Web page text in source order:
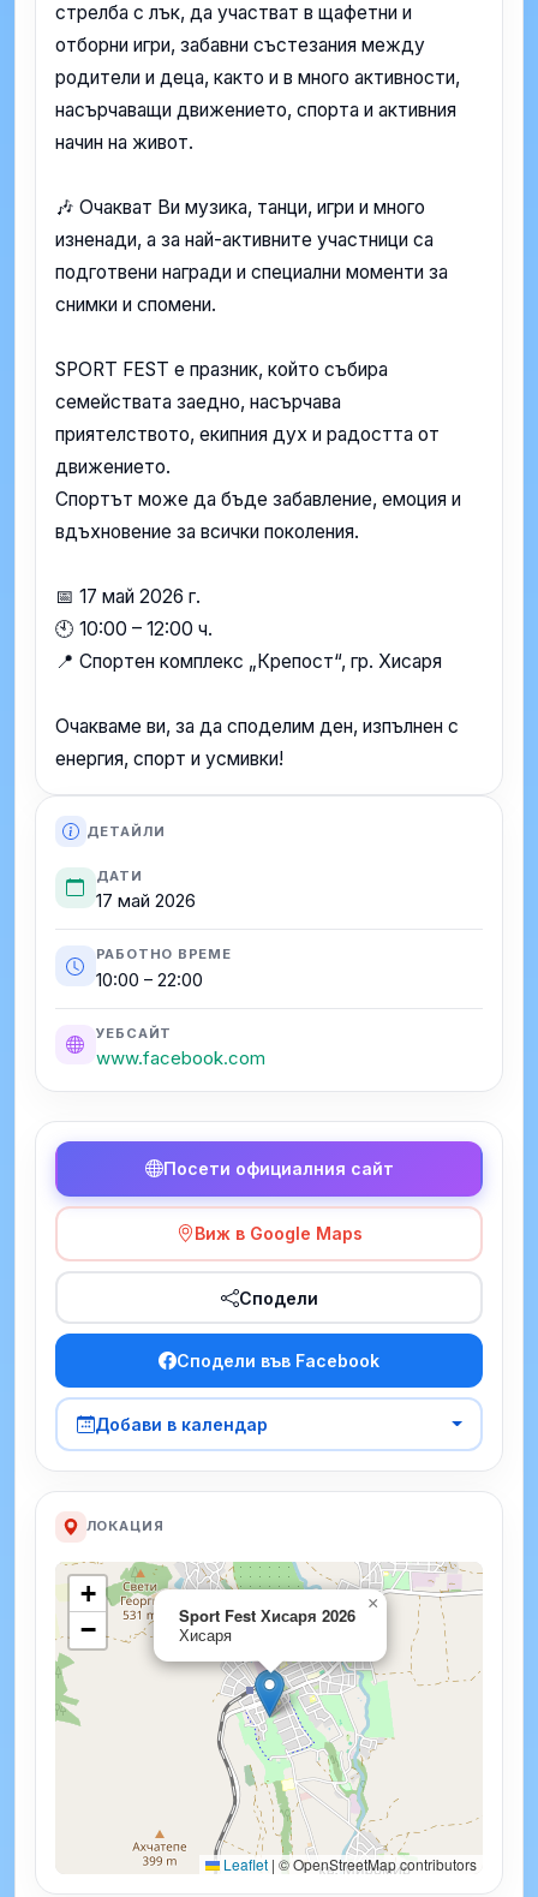
стрелба с лък, да участват в щафетни и
отборни игри, забавни състезания между
родители и деца, както и в много активности,
насърчаващи движението, спорта и активния
начин на живот.
🎶 Очакват Ви музика, танци, игри и много
изненади, а за най-активните участници са
подготвени награди и специални моменти за
снимки и спомени.
SPORT FEST е празник, който събира
семействата заедно, насърчава
приятелството, екипния дух и радостта от
движението.
Спортът може да бъде забавление, емоция и
вдъхновение за всички поколения.
📅 17 май 2026 г.
🕙 10:00 – 12:00 ч.
📍 Спортен комплекс „Крепост“, гр. Хисаря
Очакваме ви, за да споделим ден, изпълнен с
енергия, спорт и усмивки!
ДЕТАЙЛИ
ДАТИ
17 май 2026
РАБОТНО ВРЕМЕ
10:00 – 22:00
УЕБСАЙТ
www.facebook.com
Посети официалния сайт
Виж в Google Maps
Сподели
Сподели във Facebook
Добави в календар
ЛОКАЦИЯ
Sport Fest Хисаря 2026
Хисаря
×
+
−
Leaflet | © OpenStreetMap contributors